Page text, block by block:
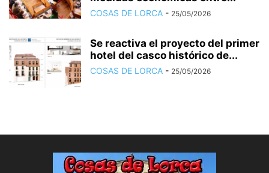
COSAS DE LORCA - 25/05/2026
Se reactiva el proyecto del primer
hotel del casco histórico de...
COSAS DE LORCA - 25/05/2026